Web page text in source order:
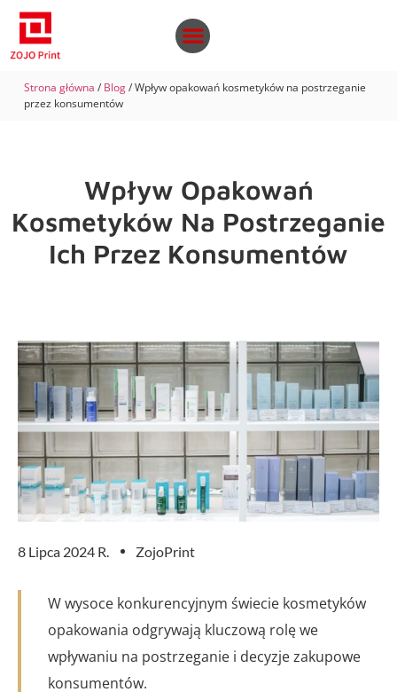
Strona główna / Blog/ Wpływ opakowań kosmetyków na postrzeganie
przez konsumentów
Wpływ Opakowań
Kosmetyków Na Postrzeganie
Ich Przez Konsumentów
8 Lipca 2024 R. ZojoPrint
W wysoce konkurencyjnym świecie kosmetyków
opakowania odgrywają kluczową rolę we
wpływaniu na postrzeganie i decyzje zakupowe
konsumentów.